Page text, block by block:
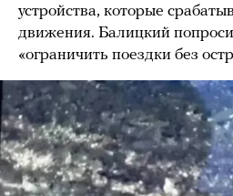
устройства, которые
движения. Балицкий
«ограничить поездки без